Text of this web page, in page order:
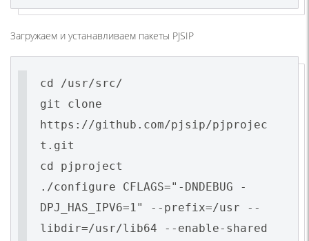
Загружаем и устанавливаем пакеты PJSIP
cd /usr/src/
git clone
https://github.com/pjsip/pjprojec
t.git
cd pjproject
./configure CFLAGS="-DNDEBUG -
DPJ_HAS_IPV6=1" --prefix=/usr --
libdir=/usr/lib64 --enable-shared